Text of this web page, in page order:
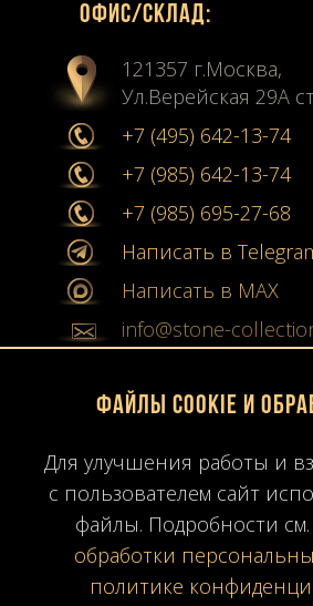
Офиc/склад:
121357 г.Москва,
Ул.Верейская 29А
+7 (495) 642-13-74
+7 (985) 642-13-74
+7 (985) 695-27-68
Написать в
Написать в MAX
info@stone-
Мы в социальных
Youtube
Карта сайта
Политика конфиденциальности
Файлы Cookie и
Для улучшения работы и
с пользователем сайт
файлы. Подробности
обработки
политике